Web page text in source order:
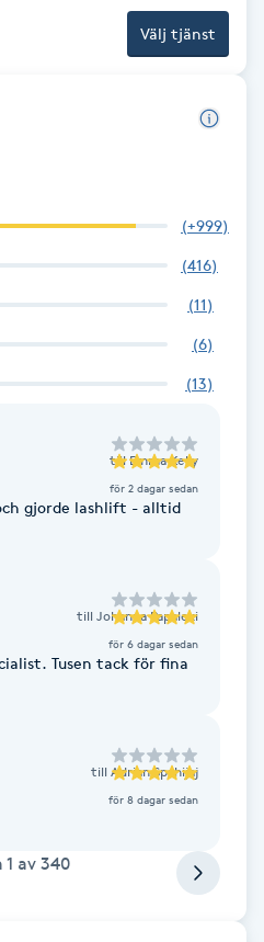
Välj tjänst
(+999)
(416)
(11)
(6)
(13)
till Emma Kelly
för 2 dagar sedan
gjorde lashlift - alltid
till Johanna Papalexi
för 6 dagar sedan
Tusen tack för fina
till Adrian Spahijaj
för 8 dagar sedan
1 av 340